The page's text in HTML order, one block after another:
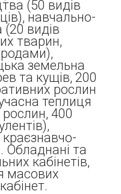
(50 видів
навчально-
видів
тварин,
земельна
та кущів, 200
рослин
теплиця
400
краєзнавчо-
Обладнані та
кабінетів,
масових